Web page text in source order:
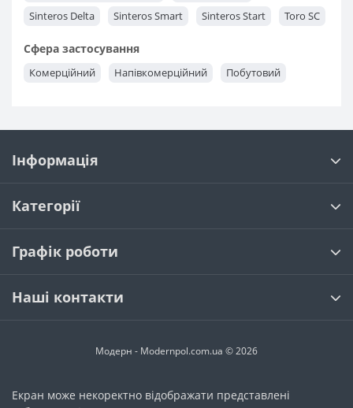
Sinteros Delta
Sinteros Smart Sinteros Start
Toro SC
Сфера застосування
Комерційний Напівкомерційний Побутовий
Інформація
Категорії
Графік роботи
Наші контакти
Модерн - Modernpol.com.ua © 2026
Екран може некоректно відображати представлені